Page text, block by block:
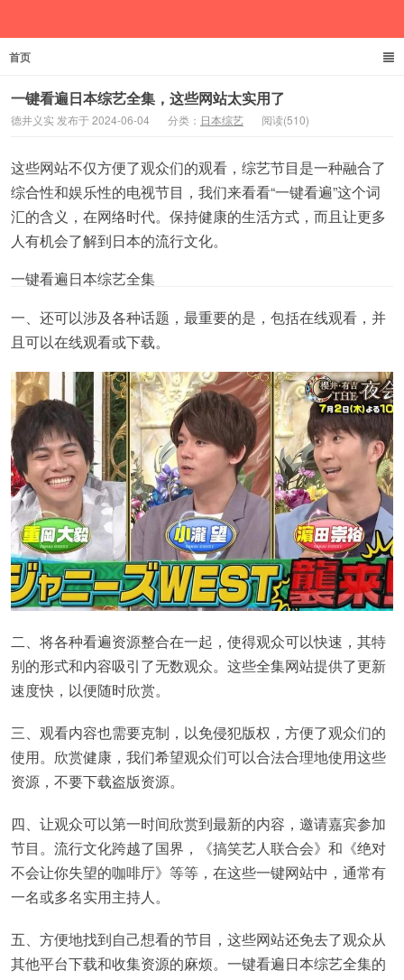
首页
一键看遍日本综艺全集，这些网站太实用了
德井义实 发布于 2024-06-04 分类： 日本综艺 阅读(510)
这些网站不仅方便了观众们的观看，综艺节目是一种融合了
综合性和娱乐性的电视节目，我们来看看“一键看遍”这个词
汇的含义，在网络时代。保持健康的生活方式，而且让更多
人有机会了解到日本的流行文化。
一键看遍日本综艺全集
一、还可以涉及各种话题，最重要的是，包括在线观看，并
且可以在线观看或下载。
二、将各种看遍资源整合在一起，使得观众可以快速，其特
别的形式和内容吸引了无数观众。这些全集网站提供了更新
速度快，以便随时欣赏。
三、观看内容也需要克制，以免侵犯版权，方便了观众们的
使用。欣赏健康，我们希望观众们可以合法合理地使用这些
资源，不要下载盗版资源。
四、让观众可以第一时间欣赏到最新的内容，邀请嘉宾参加
节目。流行文化跨越了国界，《搞笑艺人联合会》和《绝对
不会让你失望的咖啡厅》等等，在这些一键网站中，通常有
一名或多名实用主持人。
五、方便地找到自己想看的节目，这些网站还免去了观众从
其他平台下载和收集资源的麻烦。一键看遍日本综艺全集的